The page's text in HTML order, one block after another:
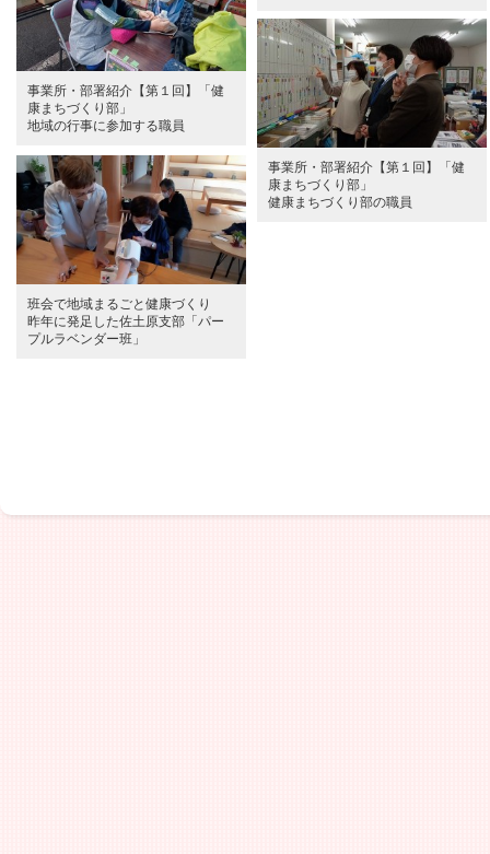
事業所・部署紹介【第１回】「健
康まちづくり部」
地域の行事に参加する職員
事業所・部署紹介【第１回】「健
康まちづくり部」
健康まちづくり部の職員
班会で地域まるごと健康づくり
昨年に発足した佐土原支部「パー
プルラベンダー班」